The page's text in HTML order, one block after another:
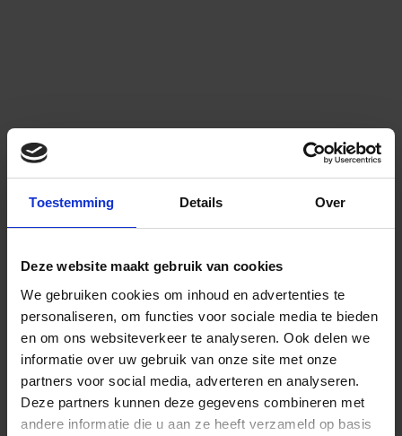
Toestemming Details Over
Deze website maakt gebruik van cookies
We gebruiken cookies om inhoud en advertenties te
personaliseren, om functies voor sociale media te bieden
en om ons websiteverkeer te analyseren. Ook delen we
informatie over uw gebruik van onze site met onze
partners voor social media, adverteren en analyseren.
Deze partners kunnen deze gegevens combineren met
andere informatie die u aan ze heeft verzameld op basis